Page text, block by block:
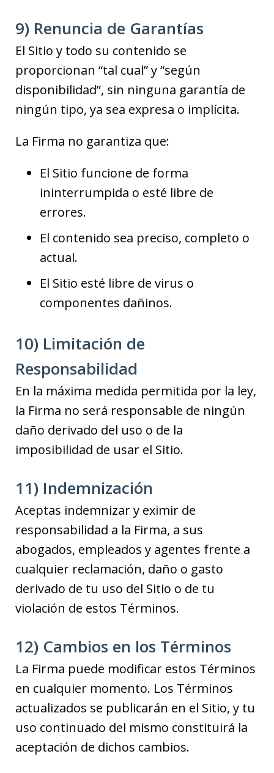
9) Renuncia de Garantías
El Sitio y todo su contenido se
proporcionan “tal cual” y “según
disponibilidad”, sin ninguna garantía de
ningún tipo, ya sea expresa o implícita.
La Firma no garantiza que:
El Sitio funcione de forma
ininterrumpida o esté libre de
errores.
El contenido sea preciso, completo o
actual.
El Sitio esté libre de virus o
componentes dañinos.
10) Limitación de
Responsabilidad
En la máxima medida permitida por la ley,
la Firma no será responsable de ningún
daño derivado del uso o de la
imposibilidad de usar el Sitio.
11) Indemnización
Aceptas indemnizar y eximir de
responsabilidad a la Firma, a sus
abogados, empleados y agentes frente a
cualquier reclamación, daño o gasto
derivado de tu uso del Sitio o de tu
violación de estos Términos.
12) Cambios en los Términos
La Firma puede modificar estos Términos
en cualquier momento. Los Términos
actualizados se publicarán en el Sitio, y tu
uso continuado del mismo constituirá la
aceptación de dichos cambios.